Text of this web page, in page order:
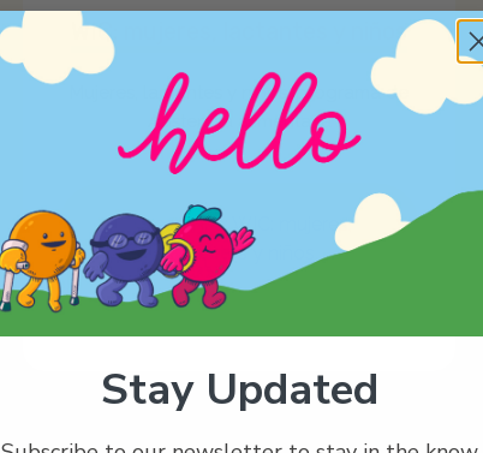
WIC: mujeres, lactantes y niños
Mujeres, lactantes y niños: programa de
Asistencia alimentaria
Leer más: WIC: mujeres,
lactantes y niños
Stay Updated